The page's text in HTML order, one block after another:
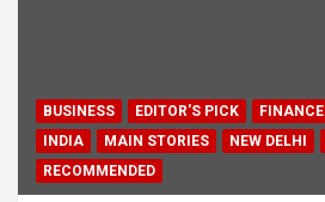
BUSINESS EDITOR'S PICK FINANCE
INDIA
MAIN STORIES NEW DELHI
RECOMMENDED